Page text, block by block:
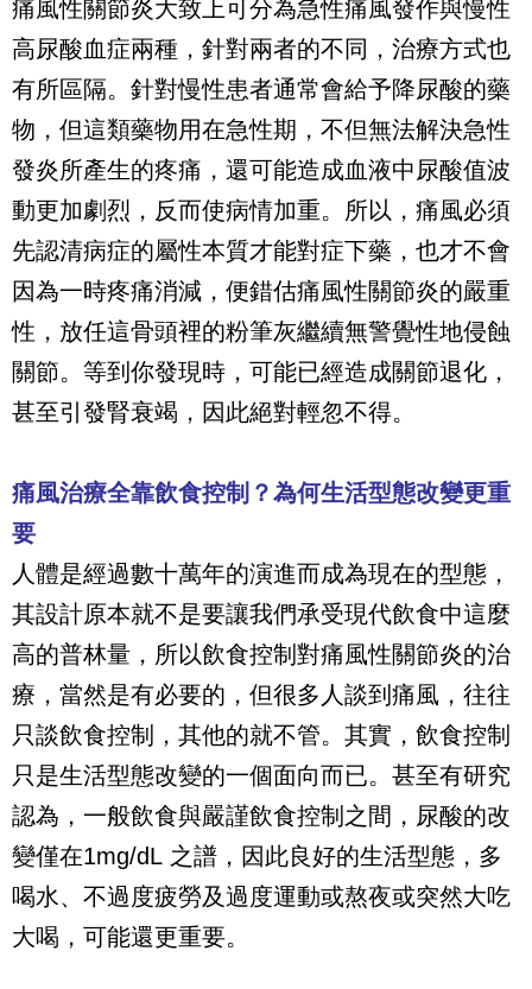
痛風性關節炎大致上可分為急性痛風發作與慢性
高尿酸血症兩種，針對兩者的不同，治療方式也
有所區隔。針對慢性患者通常會給予降尿酸的藥
物，但這類藥物用在急性期，不但無法解決急性
發炎所產生的疼痛，還可能造成血液中尿酸值波
動更加劇烈，反而使病情加重。所以，痛風必須
先認清病症的屬性本質才能對症下藥，也才不會
因為一時疼痛消減，便錯估痛風性關節炎的嚴重
性，放任這骨頭裡的粉筆灰繼續無警覺性地侵蝕
關節。等到你發現時，可能已經造成關節退化，
甚至引發腎衰竭，因此絕對輕忽不得。
痛風治療全靠飲食控制？為何生活型態改變更重
要
人體是經過數十萬年的演進而成為現在的型態，
其設計原本就不是要讓我們承受現代飲食中這麼
高的普林量，所以飲食控制對痛風性關節炎的治
療，當然是有必要的，但很多人談到痛風，往往
只談飲食控制，其他的就不管。其實，飲食控制
只是生活型態改變的一個面向而已。甚至有研究
認為，一般飲食與嚴謹飲食控制之間，尿酸的改
變僅在1mg/dL 之譜，因此良好的生活型態，多
喝水、不過度疲勞及過度運動或熬夜或突然大吃
大喝，可能還更重要。